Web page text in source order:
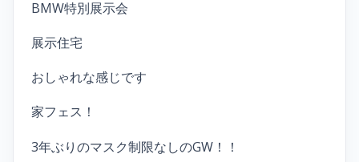
BMW特別展示会
展示住宅
おしゃれな感じです
家フェス！
3年ぶりのマスク制限なしのGW！！